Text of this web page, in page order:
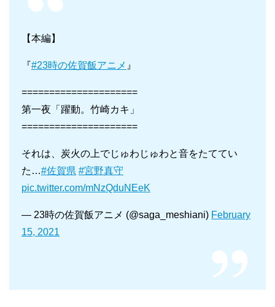
【本編】
『#23時の佐賀飯アニメ 』
=====================
第一夜「躍動。竹崎カキ」
=====================
それは、炭火の上でじゅわじゅわと音をたててい
た…#佐賀県 #宮野真守
pic.twitter.com/mNzQduNEeK
— 23時の佐賀飯アニメ (@saga_meshiani) February
15, 2021